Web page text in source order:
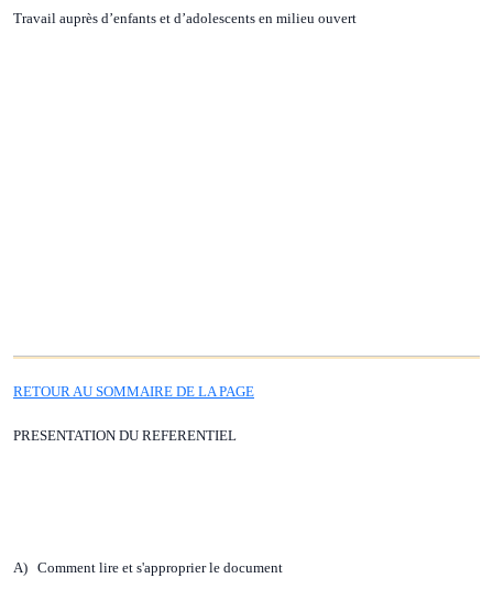
Travail auprès d’enfants et d’adolescents en milieu ouvert
RETOUR AU SOMMAIRE DE LA PAGE
PRESENTATION DU REFERENTIEL
A) Comment lire et s'approprier le document